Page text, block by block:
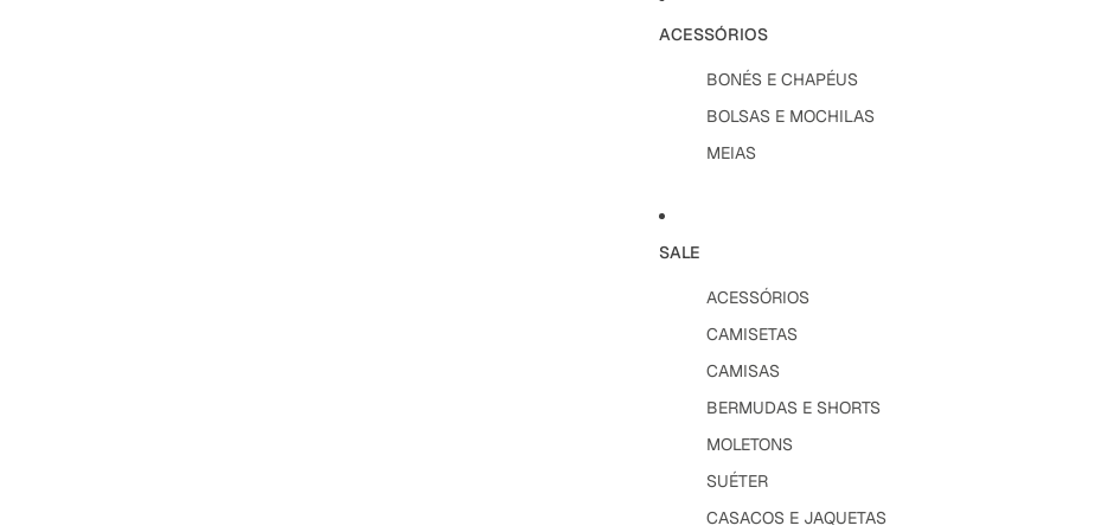
ACESSÓRIOS
BONÉS E CHAPÉUS
BOLSAS E MOCHILAS
MEIAS
SALE
ACESSÓRIOS
CAMISETAS
CAMISAS
BERMUDAS E SHORTS
MOLETONS
SUÉTER
CASACOS E JAQUETAS